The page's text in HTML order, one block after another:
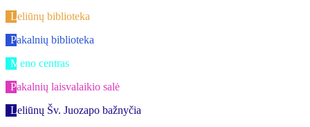
Leliūnų biblioteka
Pakalnių biblioteka
Meno centras
Pakalnių laisvalaikio salė
Leliūnų Šv. Juozapo bažnyčia